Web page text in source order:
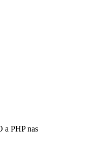
a PHP nas